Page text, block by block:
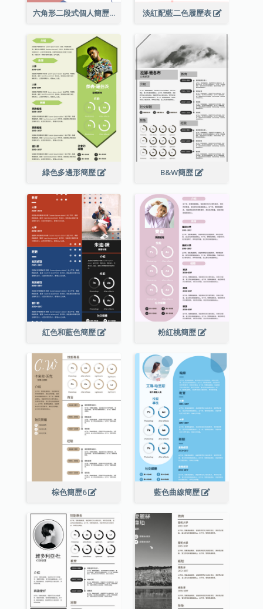
六角形二段式個人簡歷 淡紅配藍二色履歷表
綠色多邊形簡歷 B&W簡歷
紅色和藍色簡歷 粉紅桃簡歷
棕色簡歷6 藍色曲線簡歷